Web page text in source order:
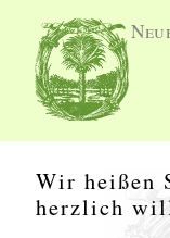
Wir heißen
herzlich